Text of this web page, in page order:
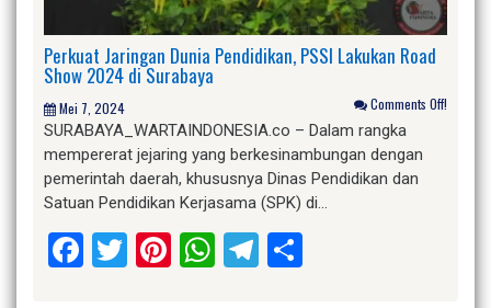
Perkuat Jaringan Dunia Pendidikan, PSSI Lakukan Road
Show 2024 di Surabaya
Mei 7, 2024 Comments Off!
SURABAYA_WARTAINDONESIA.co – Dalam rangka
mempererat jejaring yang berkesinambungan dengan
pemerintah daerah, khususnya Dinas Pendidikan dan
Satuan Pendidikan Kerjasama (SPK) di…
Facebook
Twitter
Pinterest
WhatsApp
Telegram